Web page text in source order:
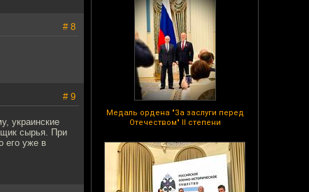
Медаль ордена "За заслуги перед
Отечеством" II степени
# 8
# 9
украинские
сырья. При
его уже в